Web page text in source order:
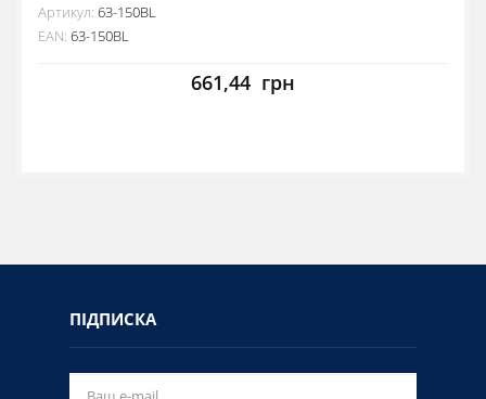
Артикул: 63-150BL
EAN: 63-150BL
661,44 грн
ПІДПИСКА